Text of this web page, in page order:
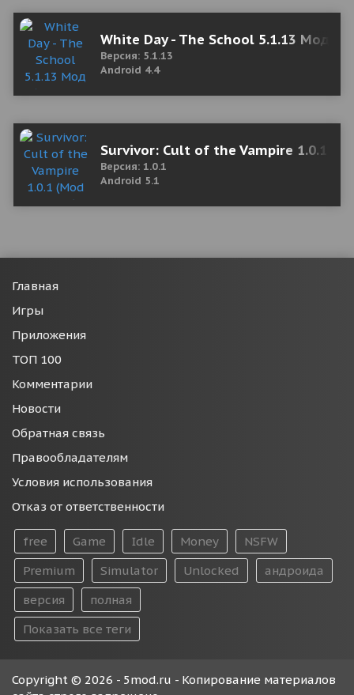
White Day - The School 5.1.13 Мод
Версия: 5.1.13
Android 4.4
Survivor: Cult of the Vampire 1.0.1
Версия: 1.0.1
Android 5.1
Главная
Игры
Приложения
ТОП 100
Комментарии
Новости
Обратная связь
Правообладателям
Условия использования
Отказ от ответственности
free Game Idle Money
NSFW
Premium
Simulator Unlocked
андроида
версия
полная
Показать все теги
Copyright © 2026 - 5mod.ru - Копирование материалов